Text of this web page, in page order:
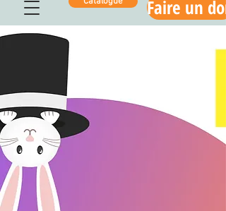
Faire un don